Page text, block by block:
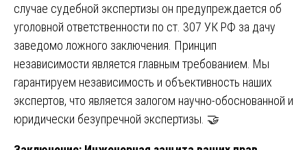
случае судебной экспертизы он предупреждается об
уголовной ответственности по ст. 307 УК РФ за дачу
заведомо ложного заключения. Принцип
независимости является главным требованием. Мы
гарантируем независимость и объективность наших
экспертов, что является залогом научно-обоснованной и
юридически безупречной экспертизы. 🤝